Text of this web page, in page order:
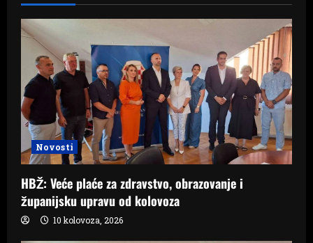
Novosti
HBŽ: Veće plaće za zdravstvo, obrazovanje i
županijsku upravu od kolovoza
10 kolovoza, 2026